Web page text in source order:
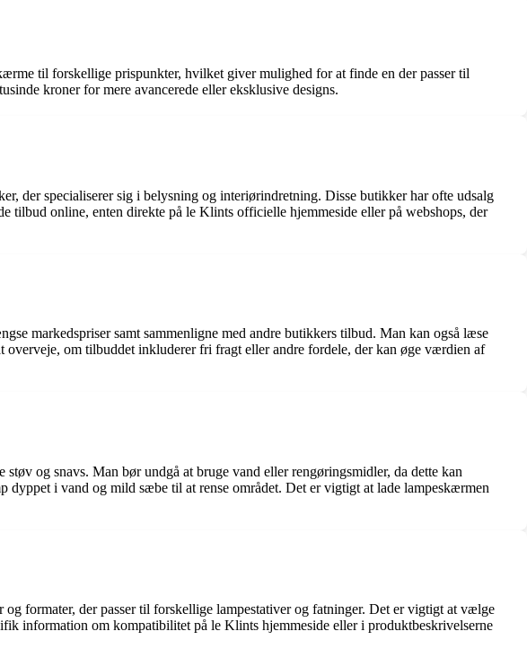
til forskellige prispunkter, hvilket giver mulighed for at finde en der passer til
kroner for mere avancerede eller eksklusive designs.
der specialiserer sig i belysning og interiørindretning. Disse butikker har ofte udsalg
tilbud online, enten direkte på le Klints officielle hjemmeside eller på webshops, der
markedspriser samt sammenligne med andre butikkers tilbud. Man kan også læse
om tilbuddet inkluderer fri fragt eller andre fordele, der kan øge værdien af
og snavs. Man bør undgå at bruge vand eller rengøringsmidler, da dette kan
i vand og mild sæbe til at rense området. Det er vigtigt at lade lampeskærmen
formater, der passer til forskellige lampestativer og fatninger. Det er vigtigt at vælge
information om kompatibilitet på le Klints hjemmeside eller i produktbeskrivelserne